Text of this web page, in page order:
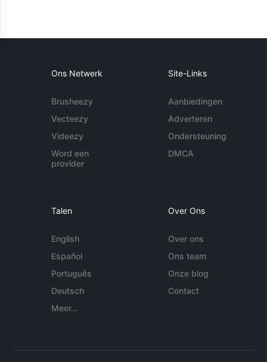
Ons Netwerk
Brusheezy
Vecteezy
Videezy
Word een
provider
Site-Links
Aanbiedingen
Adverteren
Ondersteuning
DMCA
Talen
English
Español
Português
Deutsch
Meer...
Over Ons
Over ons
Ons team
Onze blog
Contact